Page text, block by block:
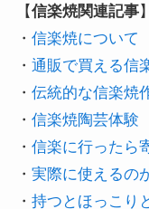
【信楽焼関連記事】
・ 信楽焼について
・ 通販で買える信
・ 伝統的な信楽焼
・ 信楽焼陶芸体験
・ 信楽に行ったら
・ 実際に使えるの
・ 持つとほっこり